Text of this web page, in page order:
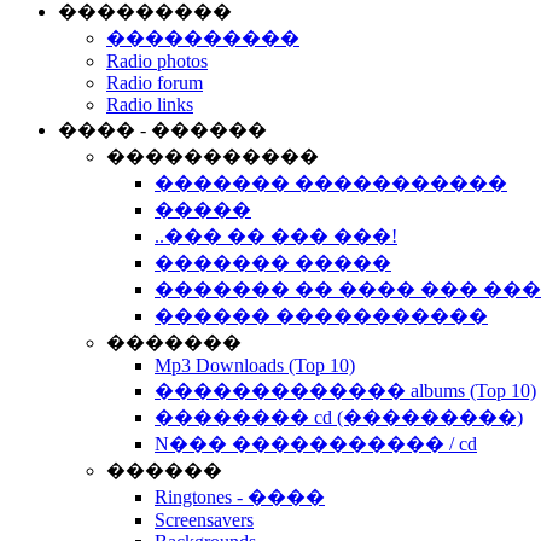
���������
����������
Radio photos
Radio forum
Radio links
���� - ������
�����������
������� �����������
�����
..��� �� ��� ���!
������� �����
������� �� ���� ���
������ �����������
�������
Mp3 Downloads (Top 10)
������������� albums (Top 10)
�������� cd (���������)
N��� ����������� / cd
������
Ringtones - ����
Screensavers